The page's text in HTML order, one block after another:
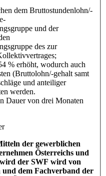
dem Bruttostundenlohn/-
und der
des zur
% erhöht, wodurch auch
(Bruttolohn/-gehalt samt
und anteiliger
werden.
Dauer von drei Monaten
der gewerblichen
Österreichs und
der SWF wird von
dem Fachverband der